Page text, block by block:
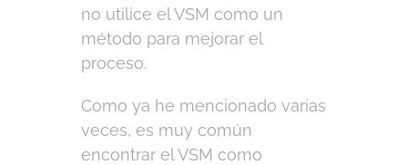
no utilice el VSM como un
método para mejorar el
proceso.
Como ya he mencionado varias
veces, es muy común
encontrar el VSM como